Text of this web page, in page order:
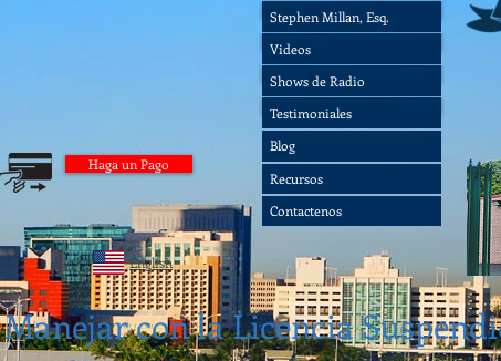
Haga un Pago
Testimoniales
Blog
Recursos
Contactenos
Stephen Millan, Esq.
Videos
Shows de Radio
Testimoniales
Blog
Recursos
Contactenos
Manejar con la Licencia
English